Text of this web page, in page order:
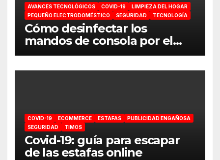
AVANCES TECNOLÓGICOS COVID-19
LIMPIEZA DEL HOGAR
PEQUEÑO ELECTRODOMÉSTICO
SEGURIDAD TECNOLOGÍA
Cómo desinfectar los
mandos de consola por el
coronavirus
COVID-19 ECOMMERCE ESTAFAS
PUBLICIDAD ENGAÑOSA
SEGURIDAD
TIMOS
Covid-19: guía para escapar
de las estafas online